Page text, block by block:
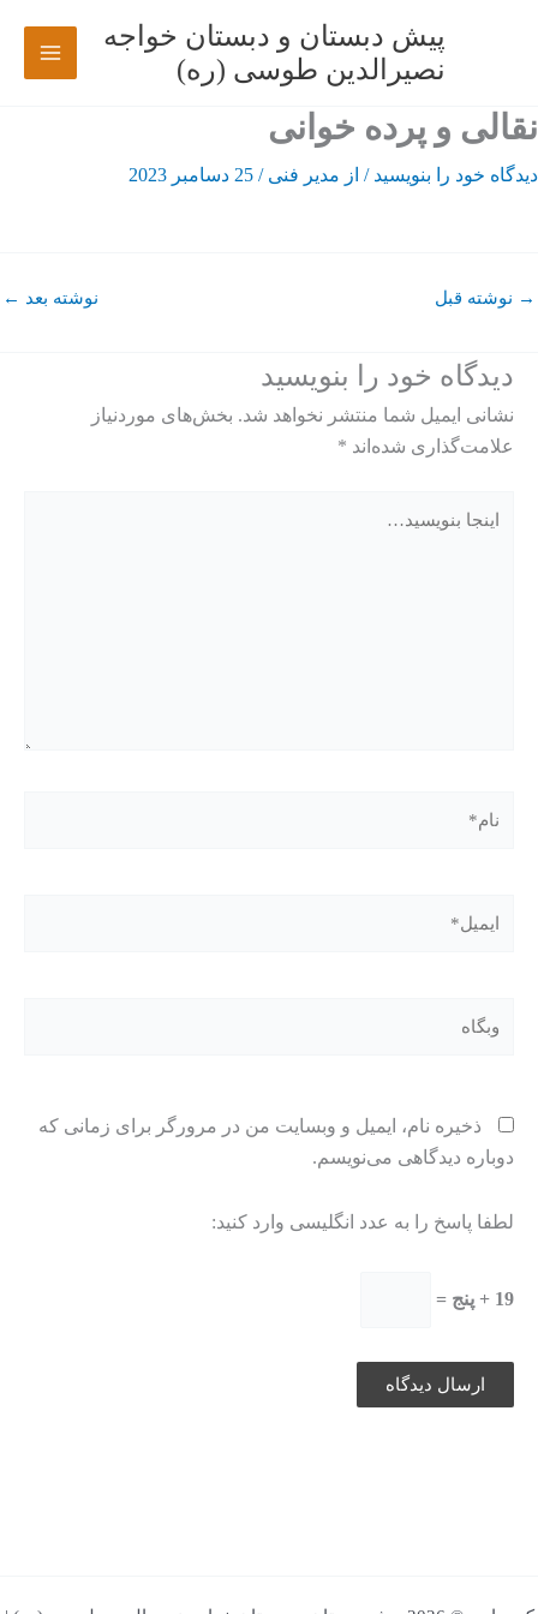
پیش دبستان و دبستان خواجه
نصیرالدین طوسی (ره)
نقالی و پرده خوانی
دیدگاه‌ خود را بنویسید / از مدیر فنی/ 25 دسامبر 2023
→ نوشته قبل نوشته بعد ←
دیدگاه‌ خود را بنویسید
نشانی ایمیل شما منتشر نخواهد شد. بخش‌های موردنیاز
علامت‌گذاری شده‌اند *
بنویسید…
ذخیره نام، ایمیل و وبسایت من در مرورگر برای زمانی که
دوباره دیدگاهی می‌نویسم.
لطفا پاسخ را به عدد انگلیسی وارد کنید:
19 + پنج =